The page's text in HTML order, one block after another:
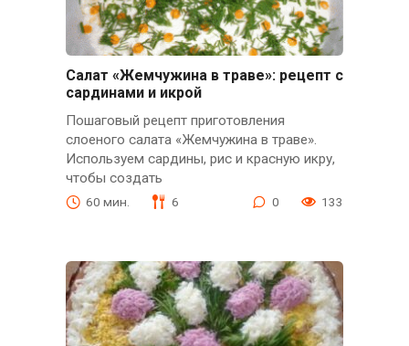
Салат «Жемчужина в траве»: рецепт с
сардинами и икрой
Пошаговый рецепт приготовления
слоеного салата «Жемчужина в траве».
Используем сардины, рис и красную икру,
чтобы создать
60 мин. 6 0 133